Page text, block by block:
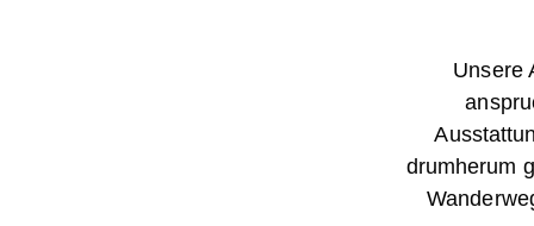
Unsere
drumherum